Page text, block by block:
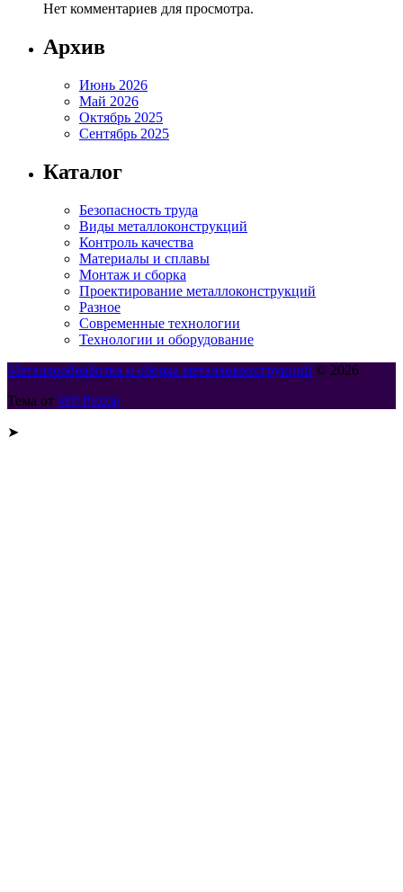
Нет комментариев для просмотра.
Архив
Июнь 2026
Май 2026
Октябрь 2025
Сентябрь 2025
Каталог
Безопасность труда
Виды металлоконструкций
Контроль качества
Материалы и сплавы
Монтаж и сборка
Проектирование металлоконструкций
Разное
Современные технологии
Технологии и оборудование
Металлообработка и сборка металлоконструкций © 2026
Тема от WP Puzzle
➤